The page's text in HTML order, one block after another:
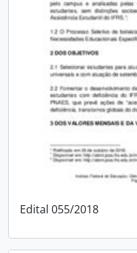
Edital 055/2018